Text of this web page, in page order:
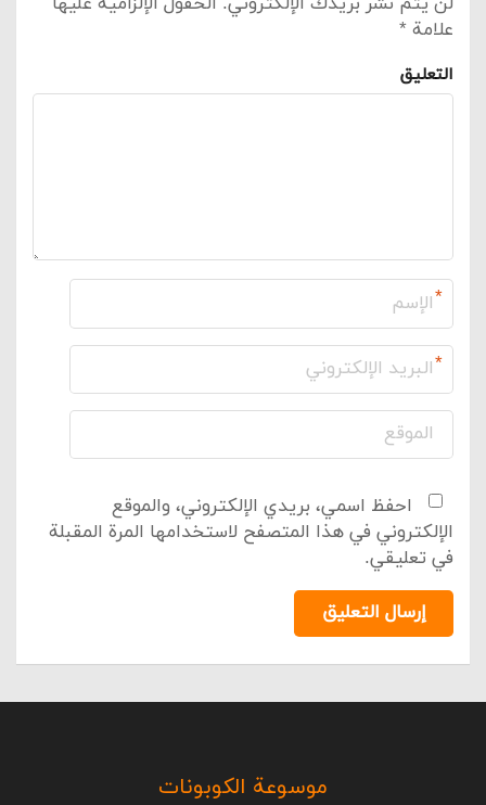
علامة *
التعليق
*
*
احفظ اسمي، بريدي الإلكتروني، والموقع
الإلكتروني في هذا المتصفح لاستخدامها المرة المقبلة
في تعليقي.
إرسال التعليق
موسوعة الكوبونات